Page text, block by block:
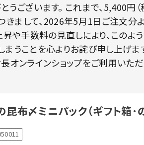
ございます。 これまで、5,400円
まして、2026年5月1日ご注文分
や手数料の見直しにより、このよ
うことを心よりお詫び申し上げま
オンラインショップをご利用いた
昆布〆ミニパック（ギフト箱･